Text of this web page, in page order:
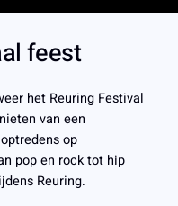
feest
het Reuring Festival
van een
op
pop en rock tot hip
Reuring.